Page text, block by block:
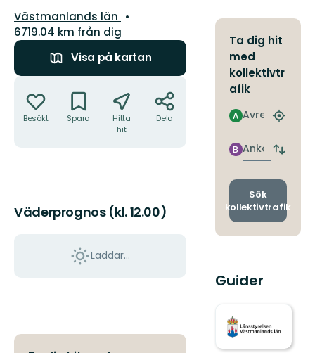
Län:
Västmanlands län
6719.04 km från dig
Visa på kartan
Besökt Spara
Hitta
hit
Dela
Väderprognos (kl. 12.00)
Laddar...
Ta dig hit
med
kollektivtr
afik
Avresa
A
Hitta
Ankomst
B
Byt
och
Sök
kollektivtrafik
Guider